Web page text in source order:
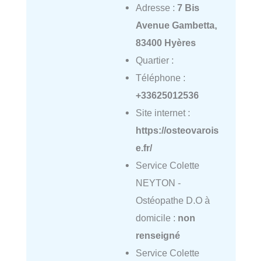
Adresse : 7 Bis
Avenue Gambetta,
83400 Hyères
Quartier :
Téléphone :
+33625012536
Site internet :
https://osteovarois
e.fr/
Service Colette
NEYTON -
Ostéopathe D.O à
domicile : non
renseigné
Service Colette